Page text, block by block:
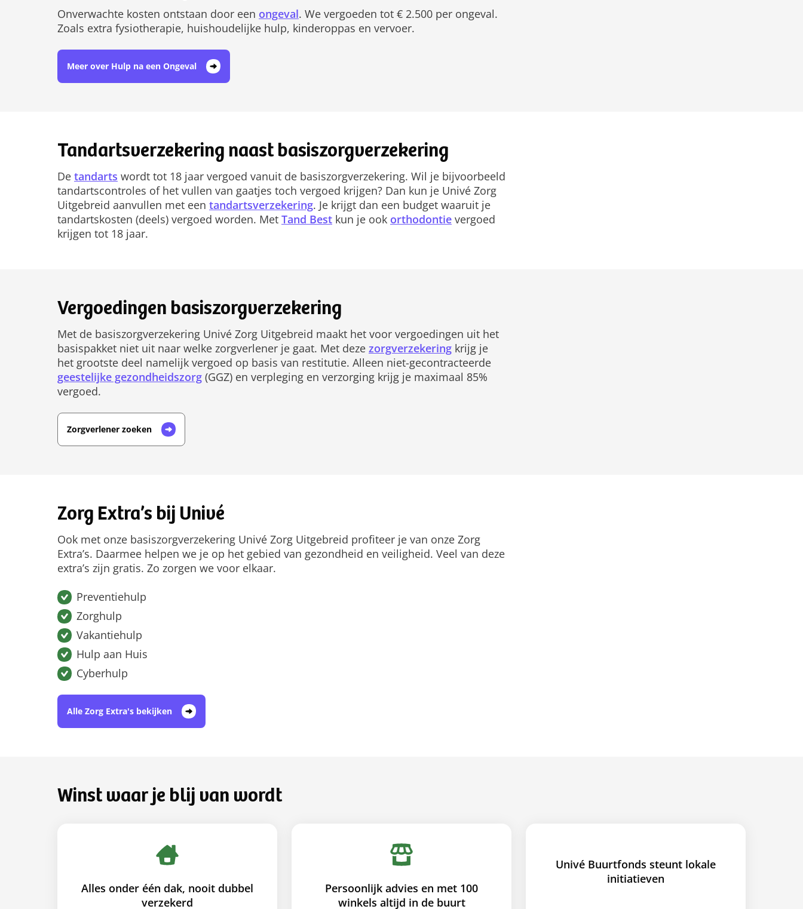
Onverwachte kosten ontstaan door een ongeval. We vergoeden tot € 2.500 per ongeval.
Zoals extra fysiotherapie, huishoudelijke hulp, kinderoppas en vervoer.
Meer over Hulp na een Ongeval
Tandartsverzekering naast basiszorgverzekering
De tandarts wordt tot 18 jaar vergoed vanuit de basiszorgverzekering. Wil je bijvoorbeeld
tandartscontroles of het vullen van gaatjes toch vergoed krijgen? Dan kun je Univé Zorg
Uitgebreid aanvullen met een tandartsverzekering. Je krijgt dan een budget waaruit je
tandartskosten (deels) vergoed worden. Met Tand Best kun je ook orthodontie vergoed
krijgen tot 18 jaar.
Vergoedingen basiszorgverzekering
Met de basiszorgverzekering Univé Zorg Uitgebreid maakt het voor vergoedingen uit het
basispakket niet uit naar welke zorgverlener je gaat. Met deze zorgverzekering krijg je
het grootste deel namelijk vergoed op basis van restitutie. Alleen niet-gecontracteerde
geestelijke gezondheidszorg (GGZ) en verpleging en verzorging krijg je maximaal 85%
vergoed.
Zorgverlener zoeken
Zorg Extra’s bij Univé
Ook met onze basiszorgverzekering Univé Zorg Uitgebreid profiteer je van onze Zorg
Extra’s. Daarmee helpen we je op het gebied van gezondheid en veiligheid. Veel van deze
extra’s zijn gratis. Zo zorgen we voor elkaar.
Preventiehulp
Zorghulp
Vakantiehulp
Hulp aan Huis
Cyberhulp
Alle Zorg Extra's bekijken
Winst waar je blij van wordt
Alles onder één dak, nooit dubbel
verzekerd
Persoonlijk advies en met 100
winkels altijd in de buurt
Univé Buurtfonds steunt lokale
initiatieven